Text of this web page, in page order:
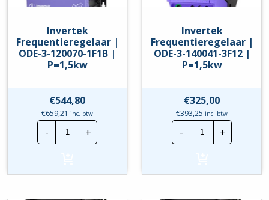
Invertek
Frequentieregelaar |
ODE-3-120070-1F1B |
P=1,5kw
€544,80
€659,21 inc. btw
-
Invertek
Frequentieregelaar
|
120070-
+
Invertek
Frequentieregelaar |
ODE-3-140041-3F12 |
P=1,5kw
€325,00
€393,25 inc. btw
-
Invertek
|
140041-
+